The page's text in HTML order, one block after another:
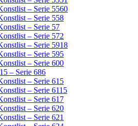
– Serie 5560
– Serie 558
– Serie 57
– Serie 572
– Serie 5918
– Serie 595
– Serie 600
– Serie 686
– Serie 615
– Serie 6115
– Serie 617
– Serie 620
– Serie 621